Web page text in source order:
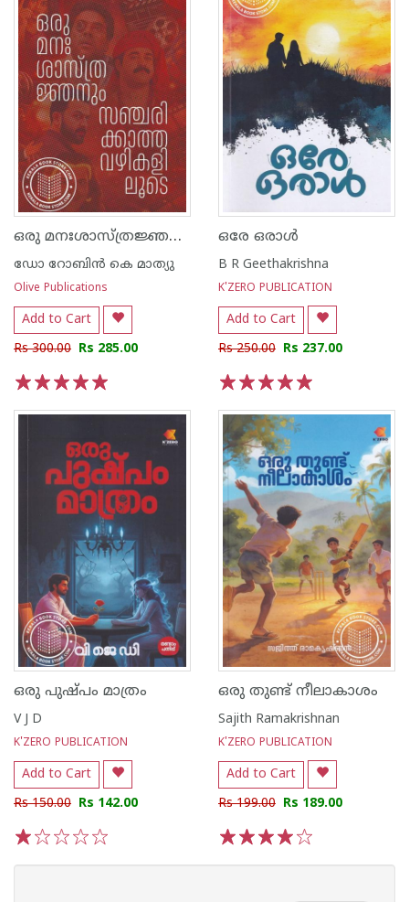
ഒരു മനഃശാസ്ത്രജ്ഞനും സഞ്ചരിക്കാത്ത വഴികളിലൂടെ
ഡോ റോബിന്‍ കെ മാത്യു
Olive Publications
Add to Cart
Rs 300.00 Rs 285.00
ഒരേ ഒരാൾ
B R Geethakrishna
K'ZERO PUBLICATION
Add to Cart
Rs 250.00 Rs 237.00
ഒരു പുഷ്‌പം മാത്രം
V J D
K'ZERO PUBLICATION
Add to Cart
Rs 150.00 Rs 142.00
ഒരു തുണ്ട് നീലാകാശം
Sajith Ramakrishnan
K'ZERO PUBLICATION
Add to Cart
Rs 199.00 Rs 189.00